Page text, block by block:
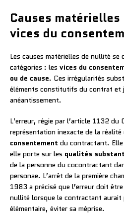
Causes
vices du
Les causes matérielles de nullité se
catégories : les vices du
ou de cause. Ces irrégularités
éléments constitutifs du contrat et
anéantissement.
L’erreur, régie par l’article 1132
représentation inexacte de la
consentement du contractant. Elle
elle porte sur les qualités
de la personne du cocontractant
personae. L’arrêt de la première
1983 a précisé que l’erreur doit
nullité lorsque le contractant aurait
élémentaire, éviter sa méprise.